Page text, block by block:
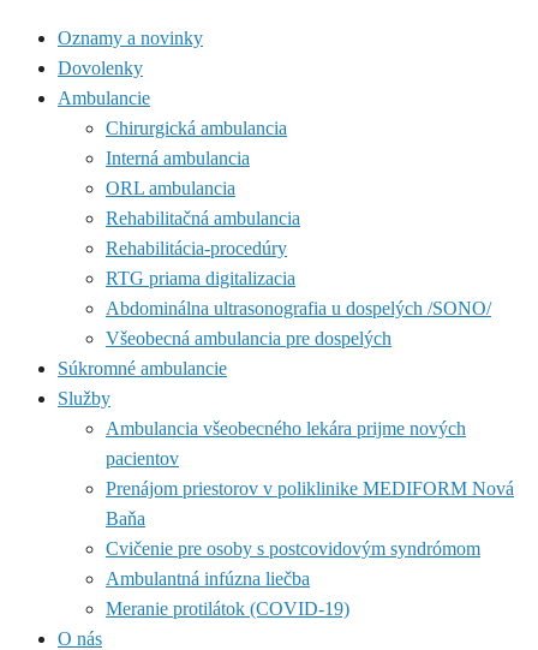
Oznamy a novinky
Dovolenky
Ambulancie
Chirurgická ambulancia
Interná ambulancia
ORL ambulancia
Rehabilitačná ambulancia
Rehabilitácia-procedúry
RTG priama digitalizacia
Abdominálna ultrasonografia u dospelých /SONO/
Všeobecná ambulancia pre dospelých
Súkromné ambulancie
Služby
Ambulancia všeobecného lekára prijme nových
pacientov
Prenájom priestorov v poliklinike MEDIFORM Nová
Baňa
Cvičenie pre osoby s postcovidovým syndrómom
Ambulantná infúzna liečba
Meranie protilátok (COVID-19)
O nás